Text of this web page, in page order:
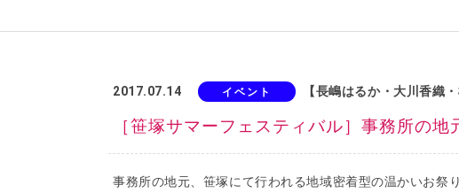
2017.07.14 イベント 【長嶋はるか・大川香織
［笹塚サマーフェスティバル］事務所の
事務所の地元、笹塚にて行われる地域密着型の温かいお